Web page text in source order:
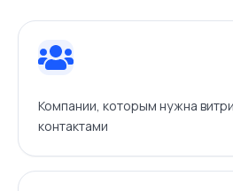
Компании, которым нужна
контактами